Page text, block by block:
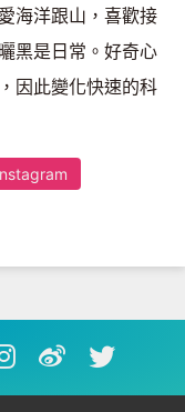
海洋跟山，喜歡接
黑是日常。好奇心
因此變化快速的科